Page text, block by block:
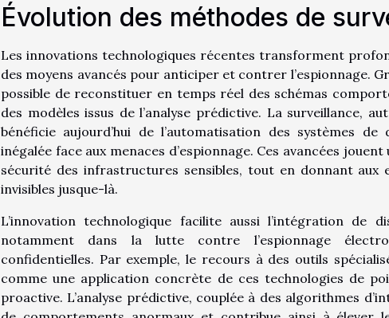
Évolution des méthodes de
Les innovations technologiques récentes transforment
des moyens avancés pour anticiper et contrer l’espionnage.
possible de reconstituer en temps réel des schémas
des modèles issus de l’analyse prédictive. La surveillance,
bénéficie aujourd’hui de l’automatisation des systèmes
inégalée face aux menaces d’espionnage. Ces avancées
sécurité des infrastructures sensibles, tout en donnant aux
invisibles jusque-là.
L’innovation technologique facilite aussi l’intégration de
notamment dans la lutte contre l’espionnage
confidentielles. Par exemple, le recours à des outils
comme une application concrète de ces technologies de
proactive. L’analyse prédictive, couplée à des algorithmes